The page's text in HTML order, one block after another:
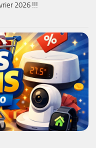
2026 !!!